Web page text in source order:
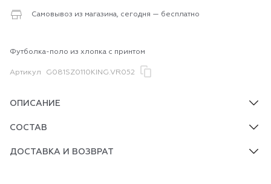
Самовывоз из магазина, сегодня — бесплатно
Футболка-поло из хлопка с принтом
Артикул G081SZ0110KING.VR052
ОПИСАНИЕ
СОСТАВ
ДОСТАВКА И ВОЗВРАТ